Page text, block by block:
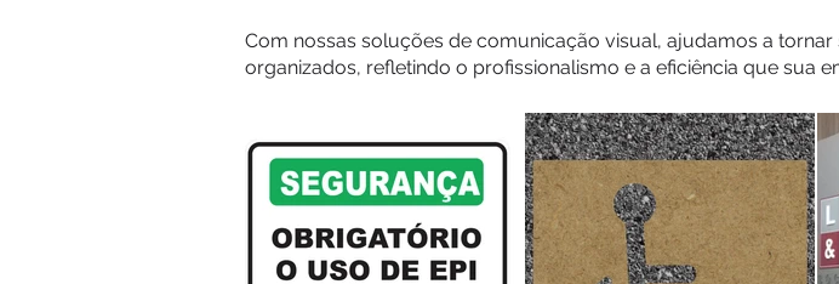
Com nossas soluções de comunicação visual, ajudamos a
organizados, refletindo o profissionalismo e a eficiência que sua